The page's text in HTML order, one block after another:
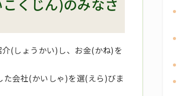
くじん)のみなさ
(しょうかい)し、お金(かね)を
会社(かいしゃ)を選(えら)びま